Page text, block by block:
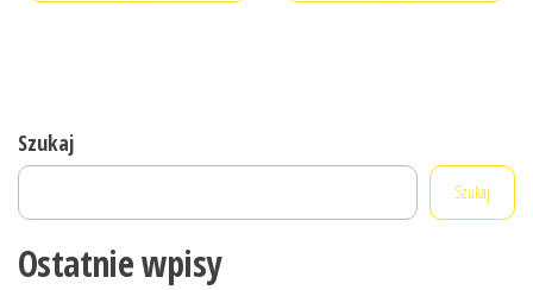
Szukaj
Szukaj
Ostatnie wpisy